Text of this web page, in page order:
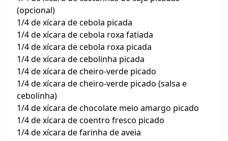
(opcional)
1/4 de xícara de cebola picada
1/4 de xícara de cebola roxa fatiada
1/4 de xícara de cebola roxa picada
1/4 de xícara de cebolinha picada
1/4 de xícara de cheiro-verde picado
1/4 de xícara de cheiro-verde picado (salsa e
cebolinha)
1/4 de xícara de chocolate meio amargo picado
1/4 de xícara de coentro fresco picado
1/4 de xícara de farinha de aveia